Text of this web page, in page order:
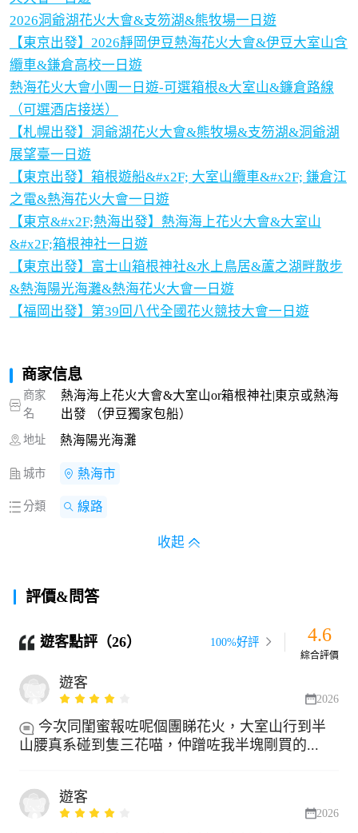
2026洞爺湖花火大會&支笏湖&熊牧場一日遊
【東京出發】2026靜岡伊豆熱海花火大會&伊豆大室山含
纜車&鎌倉高校一日遊
熱海花火大會小團一日遊-可選箱根&大室山&鐮倉路線
（可選酒店接送）
【札幌出發】洞爺湖花火大會&熊牧場&支笏湖&洞爺湖
展望臺一日遊
【東京出發】箱根遊船&#x2F; 大室山纜車&#x2F; 鎌倉江
之電&熱海花火大會一日遊
【東京&#x2F;熱海出發】熱海海上花火大會&大室山
&#x2F;箱根神社一日遊
【東京出發】富士山箱根神社&水上鳥居&蘆之湖畔散步
&熱海陽光海灘&熱海花火大會一日遊
【福岡出發】第39回八代全國花火競技大會一日遊
商家信息
商家
名
熱海海上花火大會&大室山or箱根神社|東京或熱海
出發 （伊豆獨家包船）
地址 熱海陽光海灘
城市 熱海市
分類 線路
收起
評價&問答
遊客點評（26） 100%好評 4.6
綜合評價
遊客
2026
今次同閨蜜報咗呢個團睇花火，大室山行到半
山腰真系碰到隻三花喵，仲蹭咗我半塊剛買的...
遊客
2026